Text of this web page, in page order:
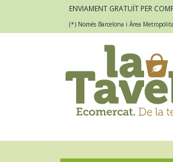
ENVIAMENT GRATUÏT PER
(*) Només Barcelona i Àrea